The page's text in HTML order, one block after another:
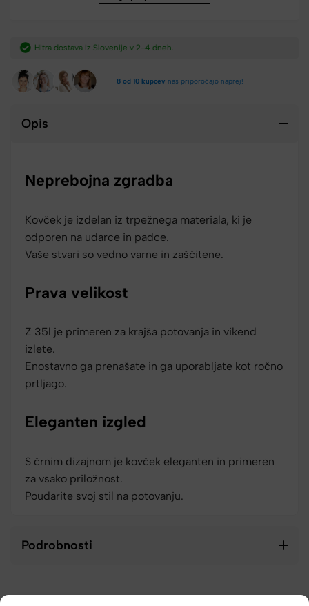
Hitra dostava iz Slovenije v 2-4 dneh.​
8 od 10 kupcev nas priporočajo naprej!
Opis
Neprebojna zgradba
Kovček je izdelan iz trpežnega materiala, ki je
odporen na udarce in padce.
Vaše stvari so vedno varne in zaščitene.
Prava velikost
Z 35l je primeren za krajša potovanja in vikend
izlete.
Enostavno ga prenašate in ga uporabljate kot ročno
prtljago.
Eleganten izgled
S črnim dizajnom je kovček eleganten in primeren
za vsako priložnost.
Poudarite svoj stil na potovanju.
Podrobnosti